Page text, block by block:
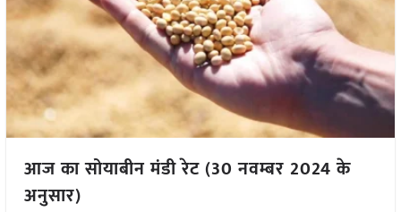
आज का सोयाबीन मंडी रेट (30 नवम्बर 2024 के
अनुसार)